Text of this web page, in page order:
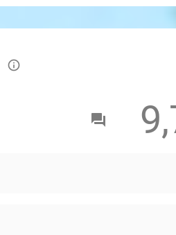
info_outlined